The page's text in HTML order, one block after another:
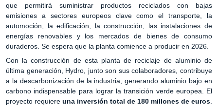
que permitirá suministrar productos reciclados con bajas
emisiones a sectores europeos clave como el transporte, la
automoción, la edificación, la construcción, las instalaciones de
energías renovables y los mercados de bienes de consumo
duraderos. Se espera que la planta comience a producir en 2026.
Con la construcción de esta planta de reciclaje de aluminio de
última generación, Hydro, junto son sus colaboradores, contribuye
a la descarbonización de la industria, generando aluminio bajo en
carbono indispensable para lograr la transición verde europea. El
proyecto requiere una inversión total de 180 millones de euros.